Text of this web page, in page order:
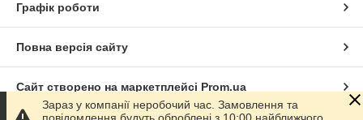
Графік роботи
Повна версія сайту
Сайт створено на маркетплейсі Prom.ua
Зараз у компанії неробочий час. Замовлення та